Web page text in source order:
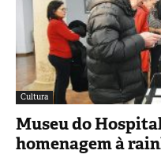
Cultura
Museu do
homenagem à